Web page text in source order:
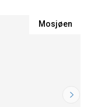
Mosjøen